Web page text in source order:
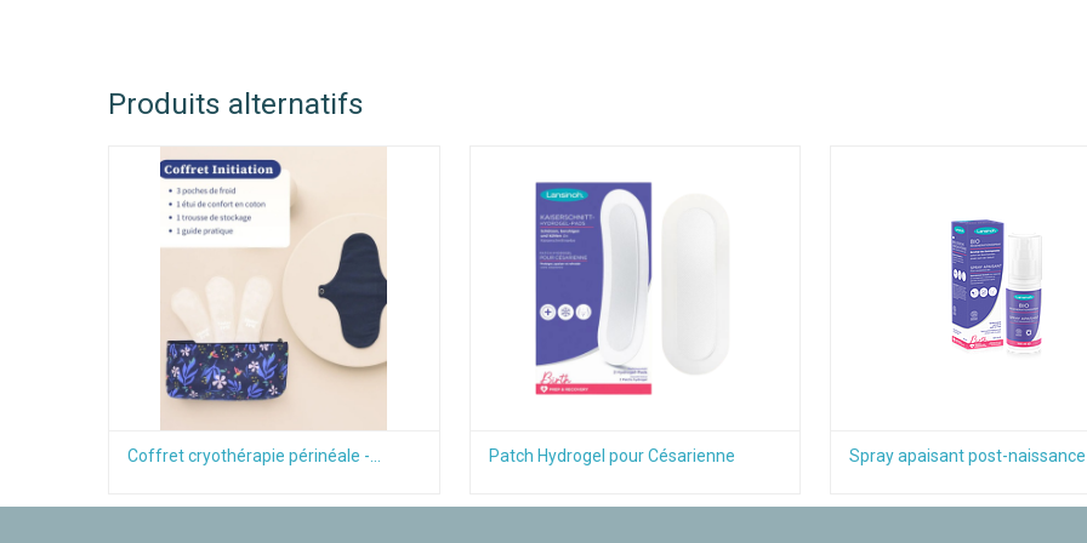
Produits alternatifs
Coffret cryothérapie périnéale -
Patch Hydrogel pour Césarienne Spray apaisant post-